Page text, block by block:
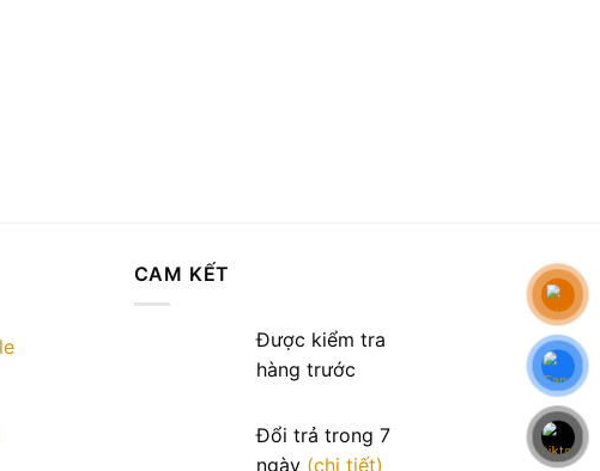
được
trang
CAM KẾT
Được kiểm tra
hàng trước
Đổi trả trong 7
ngày (chi tiết)